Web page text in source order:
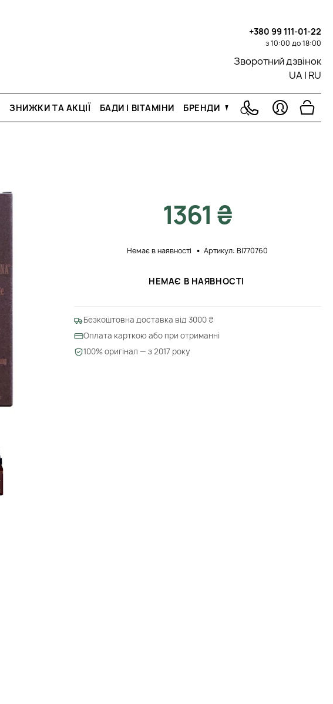
+380 99 111-01-22
з 10:00 до 18:00
Зворотний дзвінок
UA | RU
ЗНИЖКИ ТА АКЦІЇ БАДИ І ВІТАМІНИ БРЕНДИ
1361 ₴
Немає в наявності Артикул: BI770760
НЕМАЄ В НАЯВНОСТІ
Безкоштовна доставка від 3000 ₴
Оплата карткою або при отриманні
100% оригінал — з 2017 року